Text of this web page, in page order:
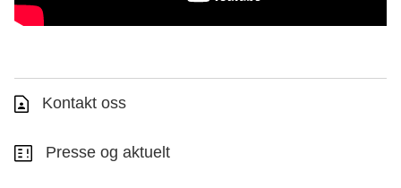
Kontakt oss
Presse og aktuelt